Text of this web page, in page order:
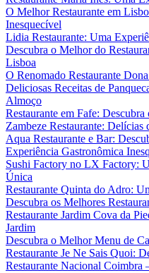
O Melhor Restaurante em
Inesquecível
Lidia Restaurante: Uma
Descubra o Melhor do
Lisboa
O Renomado Restaurante
Deliciosas Receitas de
Almoço
Restaurante em Fafe:
Zambeze Restaurante:
Aqua Restaurante e Bar:
Experiência Gastronômica
Sushi Factory no LX Factory:
Única
Restaurante Quinta do Adro:
Descubra os Melhores
Restaurante Jardim Cova da
Jardim
Descubra o Melhor Menu de
Restaurante Je Ne Sais Quoi:
Restaurante Nacional Coimbra